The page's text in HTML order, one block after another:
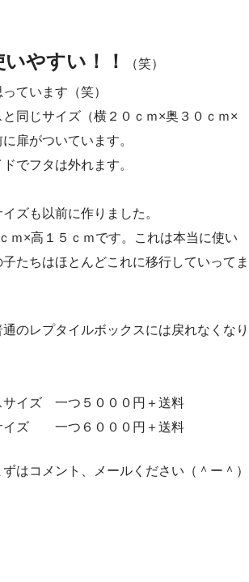
やすい！！ （笑）
ています（笑）
同じサイズ（横２０ｃｍ×奥３０ｃｍ×
扉がついています。
でフタは外れます。
ズも以前に作りました。
ｍ×高１５ｃｍです。これは本当に使い
たちはほとんどこれに移行していってま
のレプタイルボックスには戻れなくなり
サイズ 一つ５０００円＋送料
イズ 一つ６０００円＋送料
はコメント、メールください（＾ー＾）